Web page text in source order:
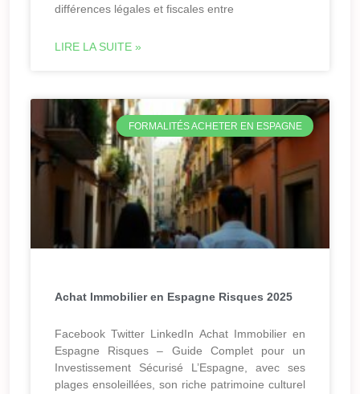
différences légales et fiscales entre
LIRE LA SUITE »
FORMALITÉS ACHETER EN ESPAGNE
Achat Immobilier en Espagne Risques 2025
Facebook Twitter LinkedIn Achat Immobilier en
Espagne Risques – Guide Complet pour un
Investissement Sécurisé L’Espagne, avec ses
plages ensoleillées, son riche patrimoine culturel